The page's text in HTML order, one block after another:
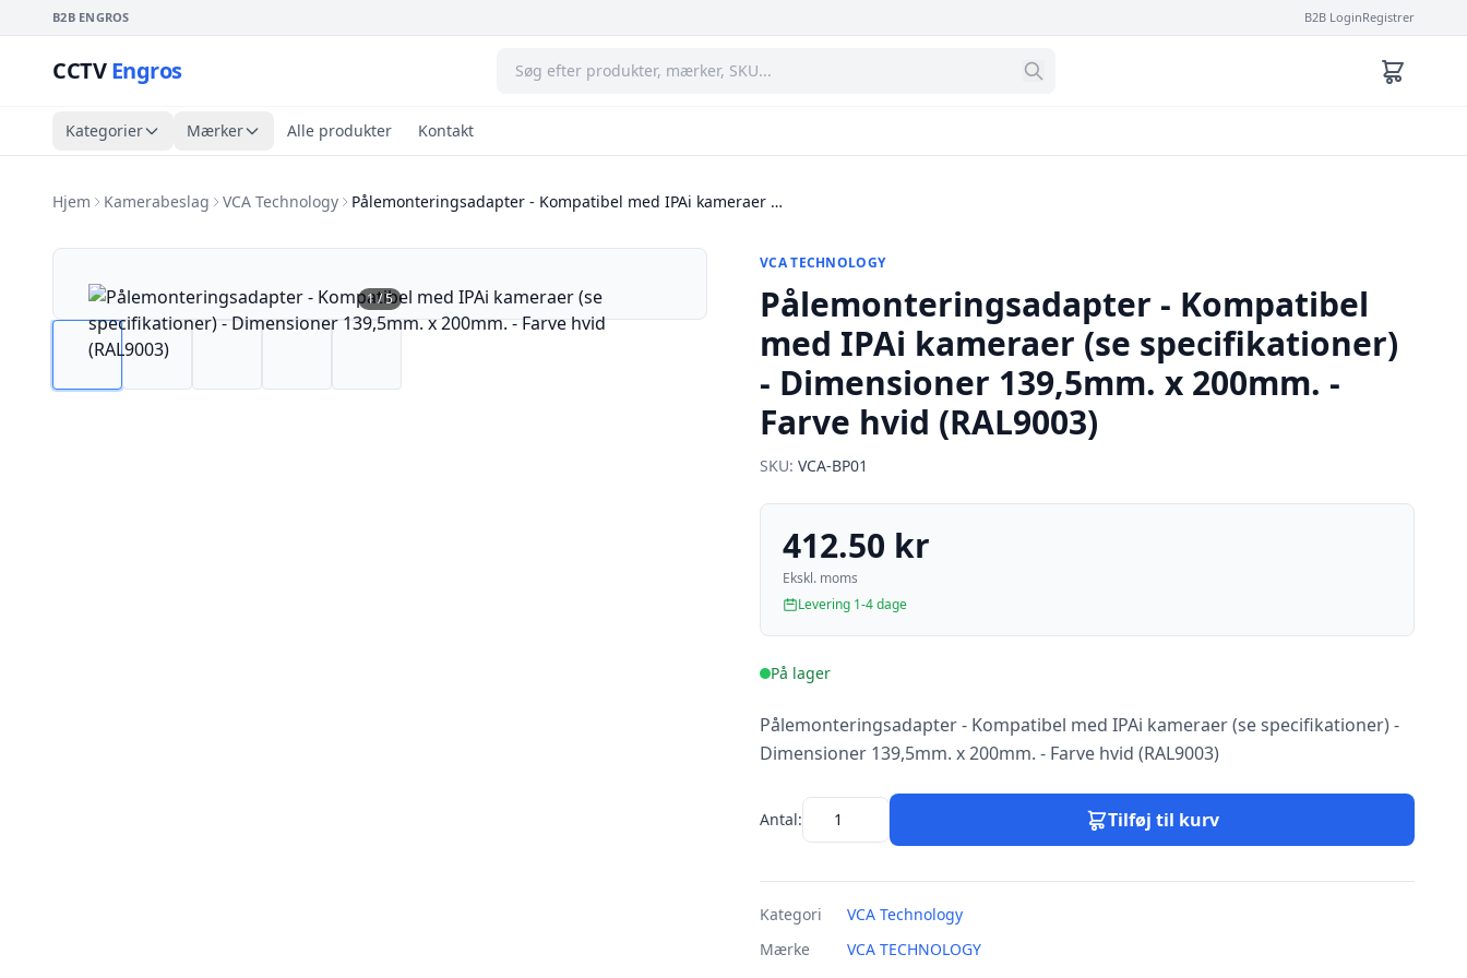
B2B ENGROS B2B LoginRegistrer
CCTVEngros
Kategorier Mærker Alle produkter Kontakt
Hjem Kamerabeslag VCA Technology Pålemonteringsadapter - Kompatibel med IPAi kameraer …
1/5
VCA TECHNOLOGY
Pålemonteringsadapter - Kompatibel
med IPAi kameraer (se specifikationer)
- Dimensioner 139,5mm. x 200mm. -
Farve hvid (RAL9003)
SKU: VCA-BP01
412.50 kr
Ekskl. moms
Levering 1-4 dage
På lager
Pålemonteringsadapter - Kompatibel med IPAi kameraer (se specifikationer) -
Dimensioner 139,5mm. x 200mm. - Farve hvid (RAL9003)
Antal: Tilføj til kurv
Kategori
VCA Technology
Mærke
VCA TECHNOLOGY